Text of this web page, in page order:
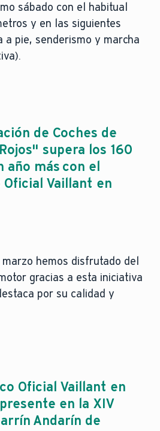
sábado con el habitual
y en las siguientes
a pie, senderismo y marcha
de Coches de
supera los 160
más con el
Oficial Vaillant en
hemos disfrutado del
gracias a esta iniciativa
por su calidad y
Oficial Vaillant en
en la XIV
Andarín de